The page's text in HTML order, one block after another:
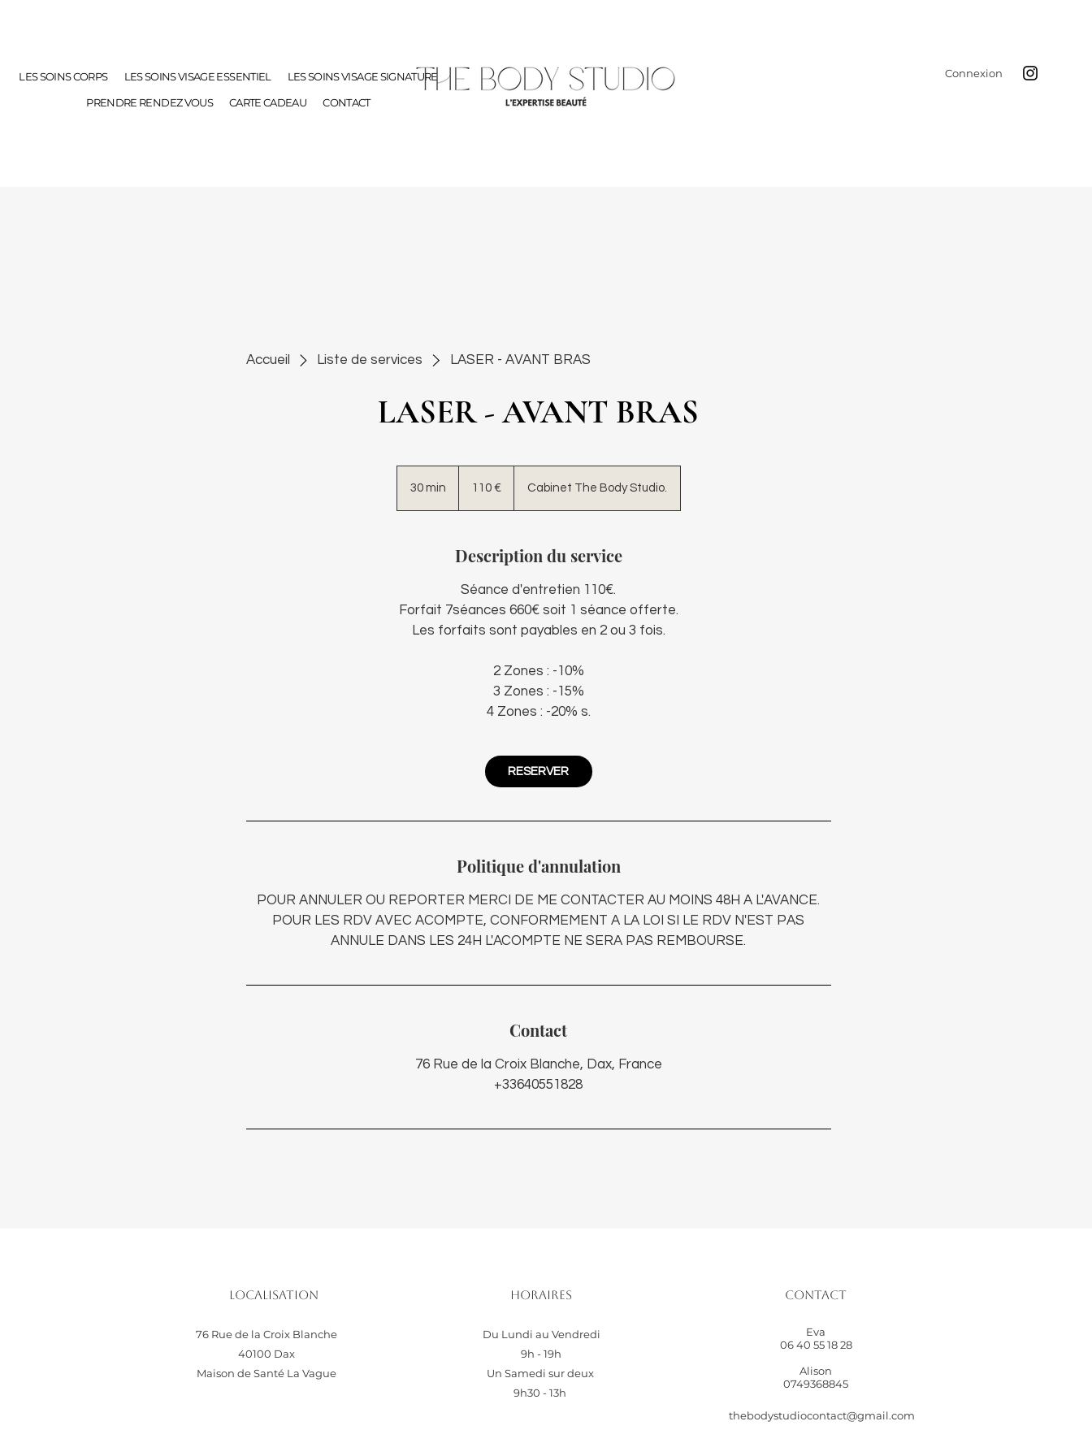
LES SOINS CORPS LES SOINS VISAGE ESSENTIEL
LES SOINS VISAGE SIGNATURE
PRENDRE RENDEZ VOUS
CARTE CADEAU CONTACT
Connexion
Accueil Liste de services LASER - AVANT BRAS
LASER - AVANT BRAS
30 min 110 € Cabinet The Body Studio.
Description du service
Séance d'entretien 110€.
Forfait 7séances 660€ soit 1 séance offerte.
Les forfaits sont payables en 2 ou 3 fois.
2 Zones : -10%
3 Zones : -15%
4 Zones : -20% s.
RESERVER
Politique d'annulation
POUR ANNULER OU REPORTER MERCI DE ME CONTACTER AU MOINS 48H A L'AVANCE.
POUR LES RDV AVEC ACOMPTE, CONFORMEMENT A LA LOI SI LE RDV N'EST PAS
ANNULE DANS LES 24H L'ACOMPTE NE SERA PAS REMBOURSE.
Contact
76 Rue de la Croix Blanche, Dax, France
+33640551828
Localisation
76 Rue de la Croix Blanche
40100 Dax
Maison de Santé La Vague
Horaires
Du Lundi au Vendredi
9h - 19h
Un Samedi sur deux
9h30 - 13h
Contact
Eva
06 40 55 18 28
Alison
0749368845
thebodystudiocontact@gmail.com